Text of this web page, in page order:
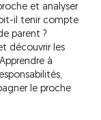
et analyser
il tenir compte
parent ?
découvrir les
à
le proche